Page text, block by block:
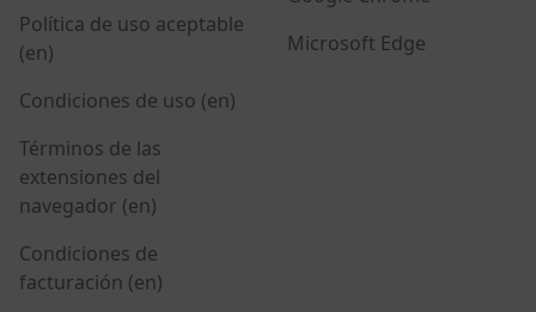
Política de uso aceptable
(en)
Condiciones de uso (en)
Términos de las
extensiones del
navegador (en)
Condiciones de
facturación (en)
Microsoft Edge